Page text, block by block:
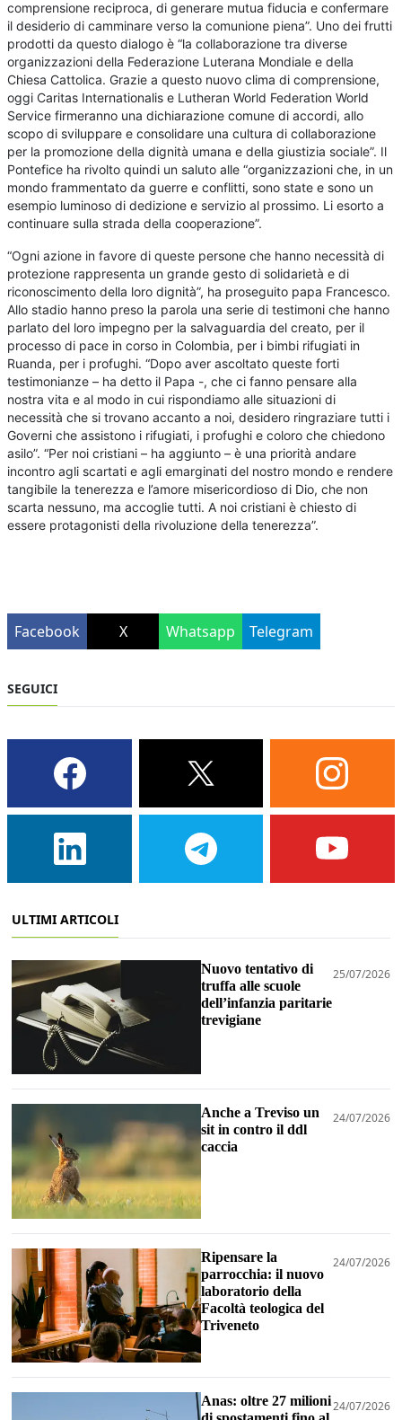
comprensione reciproca, di generare mutua fiducia e confermare
il desiderio di camminare verso la comunione piena”. Uno dei frutti
prodotti da questo dialogo è “la collaborazione tra diverse
organizzazioni della Federazione Luterana Mondiale e della
Chiesa Cattolica. Grazie a questo nuovo clima di comprensione,
oggi Caritas Internationalis e Lutheran World Federation World
Service firmeranno una dichiarazione comune di accordi, allo
scopo di sviluppare e consolidare una cultura di collaborazione
per la promozione della dignità umana e della giustizia sociale”. Il
Pontefice ha rivolto quindi un saluto alle “organizzazioni che, in un
mondo frammentato da guerre e conflitti, sono state e sono un
esempio luminoso di dedizione e servizio al prossimo. Li esorto a
continuare sulla strada della cooperazione”.
“Ogni azione in favore di queste persone che hanno necessità di
protezione rappresenta un grande gesto di solidarietà e di
riconoscimento della loro dignità”, ha proseguito papa Francesco.
Allo stadio hanno preso la parola una serie di testimoni che hanno
parlato del loro impegno per la salvaguardia del creato, per il
processo di pace in corso in Colombia, per i bimbi rifugiati in
Ruanda, per i profughi. “Dopo aver ascoltato queste forti
testimonianze – ha detto il Papa -, che ci fanno pensare alla
nostra vita e al modo in cui rispondiamo alle situazioni di
necessità che si trovano accanto a noi, desidero ringraziare tutti i
Governi che assistono i rifugiati, i profughi e coloro che chiedono
asilo”. “Per noi cristiani – ha aggiunto – è una priorità andare
incontro agli scartati e agli emarginati del nostro mondo e rendere
tangibile la tenerezza e l’amore misericordioso di Dio, che non
scarta nessuno, ma accoglie tutti. A noi cristiani è chiesto di
essere protagonisti della rivoluzione della tenerezza”.
Facebook X Whatsapp Telegram
SEGUICI
ULTIMI ARTICOLI
Nuovo tentativo di
truffa alle scuole
dell’infanzia paritarie
trevigiane
25/07/2026
Anche a Treviso un
sit in contro il ddl
caccia
24/07/2026
Ripensare la
parrocchia: il nuovo
laboratorio della
Facoltà teologica del
Triveneto
24/07/2026
Anas: oltre 27 milioni24/07/2026